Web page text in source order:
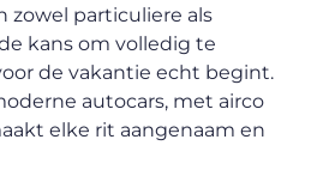
zowel particuliere als
kans om volledig te
de vakantie echt begint.
autocars, met airco
elke rit aangenaam en